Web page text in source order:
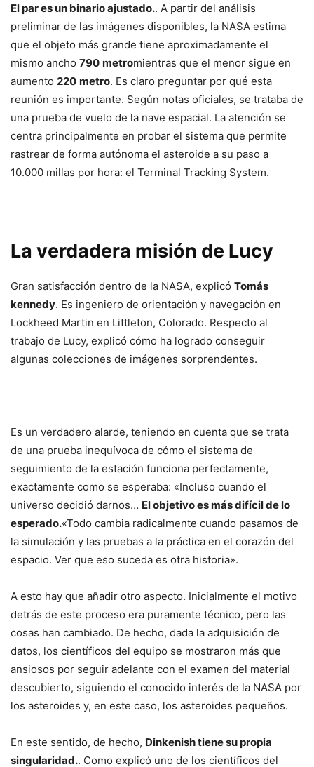
El par es un binario ajustado.. A partir del análisis
preliminar de las imágenes disponibles, la NASA estima
que el objeto más grande tiene aproximadamente el
mismo ancho 790 metromientras que el menor sigue en
aumento 220 metro. Es claro preguntar por qué esta
reunión es importante. Según notas oficiales, se trataba de
una prueba de vuelo de la nave espacial. La atención se
centra principalmente en probar el sistema que permite
rastrear de forma autónoma el asteroide a su paso a
10.000 millas por hora: el Terminal Tracking System.
La verdadera misión de Lucy
Gran satisfacción dentro de la NASA, explicó Tomás
kennedy. Es ingeniero de orientación y navegación en
Lockheed Martin en Littleton, Colorado. Respecto al
trabajo de Lucy, explicó cómo ha logrado conseguir
algunas colecciones de imágenes sorprendentes.
Es un verdadero alarde, teniendo en cuenta que se trata
de una prueba inequívoca de cómo el sistema de
seguimiento de la estación funciona perfectamente,
exactamente como se esperaba: «Incluso cuando el
universo decidió darnos… El objetivo es más difícil de lo
esperado.«Todo cambia radicalmente cuando pasamos de
la simulación y las pruebas a la práctica en el corazón del
espacio. Ver que eso suceda es otra historia».
A esto hay que añadir otro aspecto. Inicialmente el motivo
detrás de este proceso era puramente técnico, pero las
cosas han cambiado. De hecho, dada la adquisición de
datos, los científicos del equipo se mostraron más que
ansiosos por seguir adelante con el examen del material
descubierto, siguiendo el conocido interés de la NASA por
los asteroides y, en este caso, los asteroides pequeños.
En este sentido, de hecho, Dinkenish tiene su propia
singularidad.. Como explicó uno de los científicos del